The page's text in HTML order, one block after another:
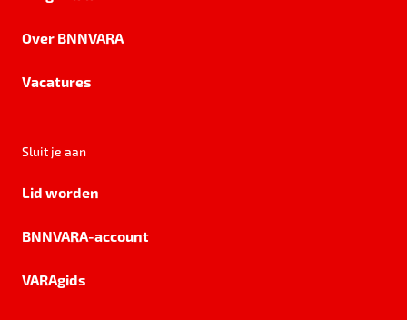
Over BNNVARA
Vacatures
Sluit je aan
Lid worden
BNNVARA-account
VARAgids